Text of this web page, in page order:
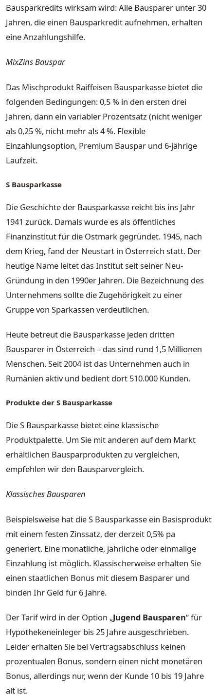
Bausparkredits wirksam wird: Alle Bausparer unter 30
Jahren, die einen Bausparkredit aufnehmen, erhalten
eine Anzahlungshilfe.
MixZins Bauspar
Das Mischprodukt Raiffeisen Bausparkasse bietet die
folgenden Bedingungen: 0,5 % in den ersten drei
Jahren, dann ein variabler Prozentsatz (nicht weniger
als 0,25 %, nicht mehr als 4 %. Flexible
Einzahlungsoption, Premium Bauspar und 6-jährige
Laufzeit.
S Bausparkasse
Die Geschichte der Bausparkasse reicht bis ins Jahr
1941 zurück. Damals wurde es als öffentliches
Finanzinstitut für die Ostmark gegründet. 1945, nach
dem Krieg, fand der Neustart in Österreich statt. Der
heutige Name leitet das Institut seit seiner Neu-
Gründung in den 1990er Jahren. Die Bezeichnung des
Unternehmens sollte die Zugehörigkeit zu einer
Gruppe von Sparkassen verdeutlichen.
Heute betreut die Bausparkasse jeden dritten
Bausparer in Österreich – das sind rund 1,5 Millionen
Menschen. Seit 2004 ist das Unternehmen auch in
Rumänien aktiv und bedient dort 510.000 Kunden.
Produkte der S Bausparkasse
Die S Bausparkasse bietet eine klassische
Produktpalette. Um Sie mit anderen auf dem Markt
erhältlichen Bausparprodukten zu vergleichen,
empfehlen wir den Bausparvergleich.
Klassisches Bausparen
Beispielsweise hat die S Bausparkasse ein Basisprodukt
mit einem festen Zinssatz, der derzeit 0,5% pa
generiert. Eine monatliche, jährliche oder einmalige
Einzahlung ist möglich. Klassischerweise erhalten Sie
einen staatlichen Bonus mit diesem Basparer und
binden Ihr Geld für 6 Jahre.
Der Tarif wird in der Option „Jugend Bausparen“ für
Hypothekeneinleger bis 25 Jahre ausgeschrieben.
Leider erhalten Sie bei Vertragsabschluss keinen
prozentualen Bonus, sondern einen nicht monetären
Bonus, allerdings nur, wenn der Kunde 10 bis 19 Jahre
alt ist.